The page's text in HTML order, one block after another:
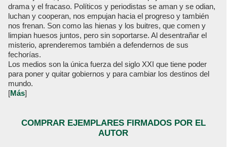
drama y el fracaso. Políticos y periodistas se aman y se odian,
luchan y cooperan, nos empujan hacia el progreso y también
nos frenan. Son como las hienas y los buitres, que comen y
limpian huesos juntos, pero sin soportarse. Al desentrañar el
misterio, aprenderemos también a defendernos de sus
fechorías.
Los medios son la única fuerza del siglo XXI que tiene poder
para poner y quitar gobiernos y para cambiar los destinos del
mundo.
[Más]
COMPRAR EJEMPLARES FIRMADOS POR EL
AUTOR